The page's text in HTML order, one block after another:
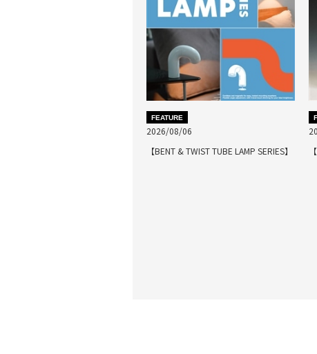
FEATURE
2026/08/06
【BENT & TWIST TUBE LAMP SERIES】